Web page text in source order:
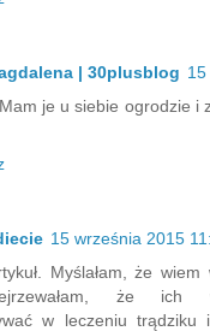
| 30plusblog
je u siebie ogrodzie i
15 września 2015
Myślałam, że
że ich
w leczeniu